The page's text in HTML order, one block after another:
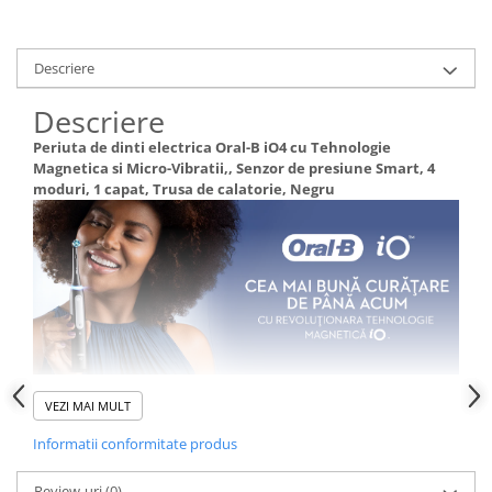
Descriere
Descriere
Periuta de dinti electrica Oral-B iO4 cu Tehnologie
Magnetica si Micro-Vibratii,, Senzor de presiune Smart, 4
moduri, 1 capat, Trusa de calatorie, Negru
VEZI MAI MULT
Informatii conformitate produs